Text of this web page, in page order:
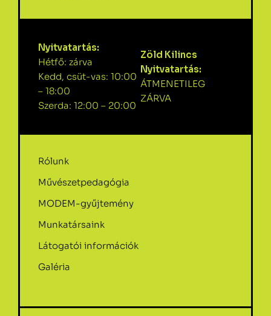
Nyitvatartás:
Hétfő: zárva
Kedd, csüt-vas: 10:00
– 18:00
Szerda: 12:00 – 20:00
Zöld Kilincs
Nyitvatartás:
ÁTMENETILEG
ZÁRVA
Rólunk
Művészetpedagógia
MODEM-gyűjtemény
Munkatársaink
Látogatói információk
Galéria